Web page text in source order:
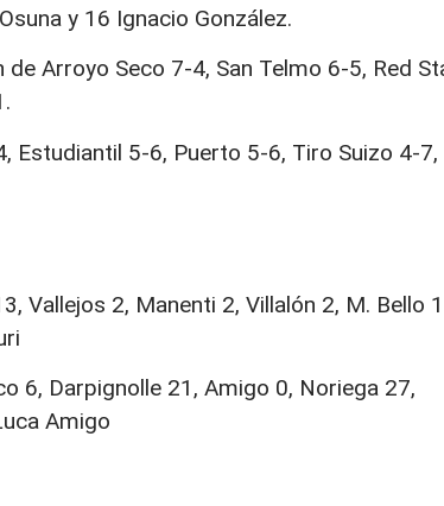
y 16 Ignacio González.
Arroyo Seco 7-4, San Telmo 6-5, Red
Estudiantil 5-6, Puerto 5-6, Tiro Suizo 4-7,
Vallejos 2, Manenti 2, Villalón 2, M. Bello
6, Darpignolle 21, Amigo 0, Noriega 27,
Amigo